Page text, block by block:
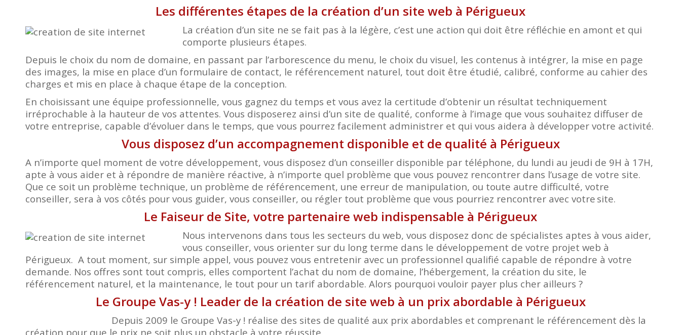
Les différentes étapes de la création d’un site web à Périgueux
La création d’un site ne se fait pas à la légère, c’est une action qui doit être réfléchie en amont et qui
comporte plusieurs étapes.
Depuis le choix du nom de domaine, en passant par l’arborescence du menu, le choix du visuel, les contenus à intégrer, la mise en page
des images, la mise en place d’un formulaire de contact, le référencement naturel, tout doit être étudié, calibré, conforme au cahier des
charges et mis en place à chaque étape de la conception.
En choisissant une équipe professionnelle, vous gagnez du temps et vous avez la certitude d’obtenir un résultat techniquement
irréprochable à la hauteur de vos attentes. Vous disposerez ainsi d’un site de qualité, conforme à l’image que vous souhaitez diffuser de
votre entreprise, capable d’évoluer dans le temps, que vous pourrez facilement administrer et qui vous aidera à développer votre activité.
Vous disposez d’un accompagnement disponible et de qualité à Périgueux
A n’importe quel moment de votre développement, vous disposez d’un conseiller disponible par téléphone, du lundi au jeudi de 9H à 17H,
apte à vous aider et à répondre de manière réactive, à n’importe quel problème que vous pouvez rencontrer dans l’usage de votre site.
Que ce soit un problème technique, un problème de référencement, une erreur de manipulation, ou toute autre difficulté, votre
conseiller, sera à vos côtés pour vous guider, vous conseiller, ou régler tout problème que vous pourriez rencontrer avec votre site.
Le Faiseur de Site, votre partenaire web indispensable à Périgueux
Nous intervenons dans tous les secteurs du web, vous disposez donc de spécialistes aptes à vous aider,
vous conseiller, vous orienter sur du long terme dans le développement de votre projet web à
Périgueux. A tout moment, sur simple appel, vous pouvez vous entretenir avec un professionnel qualifié capable de répondre à votre
demande. Nos offres sont tout compris, elles comportent l’achat du nom de domaine, l’hébergement, la création du site, le
référencement naturel, et la maintenance, le tout pour un tarif abordable. Alors pourquoi vouloir payer plus cher ailleurs ?
Le Groupe Vas-y ! Leader de la création de site web à un prix abordable à Périgueux
Depuis 2009 le Groupe Vas-y ! réalise des sites de qualité aux prix abordables et comprenant le référencement dès la
création pour que le prix ne soit plus un obstacle à votre réussite.